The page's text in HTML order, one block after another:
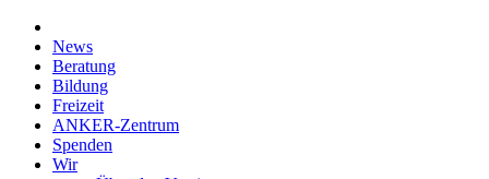
News
Beratung
Bildung
Freizeit
ANKER-Zentrum
Spenden
Wir